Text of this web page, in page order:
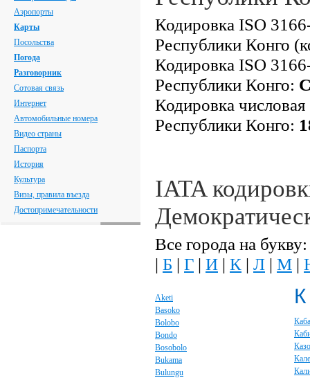
Аэропорты
Карты
Посольства
Погода
Разговорник
Сотовая связь
Интернет
Автомобильные номера
Видео страны
Паспорта
История
Культура
Визы, правила въезда
Достопримечательности
Кодировка ISO
Республики Конго
Кодировка ISO
Республики Конго:
Кодировка
Республики Конго:
IATA
Все города на букву:
| Б | Г | И | К | Л | М |
Aketi
Basoko
Bolobo
Bondo
Bosobolo
Bukama
Bulungu
К